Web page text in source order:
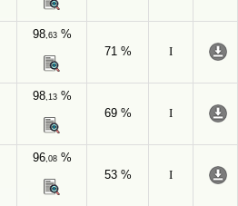
98,63%
71 %
I
98,13%
69 %
I
96,08%
53 %
I